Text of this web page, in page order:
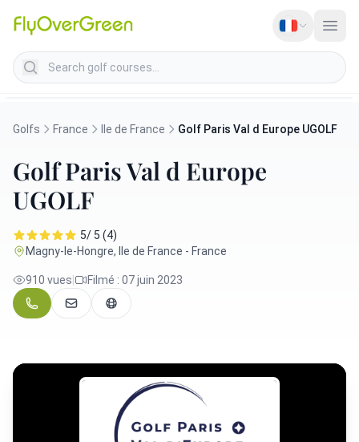
Search golf courses
Golfs France Ile de France Golf Paris Val d Europe UGOLF
Golf Paris Val d Europe
UGOLF
5/ 5 (4)
Magny-le-Hongre, Ile de France - France
910 vues Filmé : 07 juin 2023